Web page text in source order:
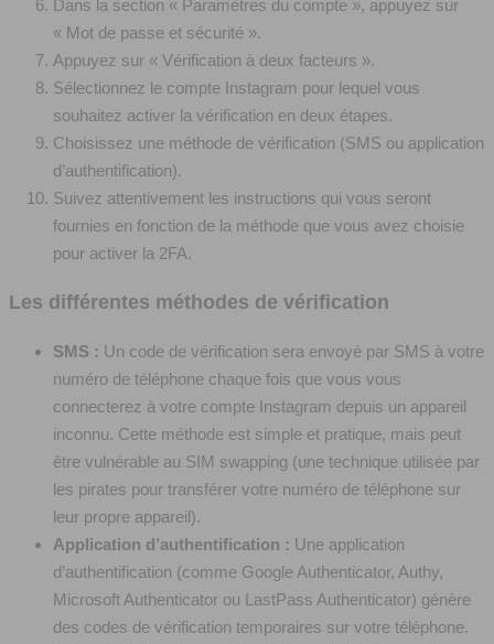
Dans la section « Paramètres du compte », appuyez sur
« Mot de passe et sécurité ».
Appuyez sur « Vérification à deux facteurs ».
Sélectionnez le compte Instagram pour lequel vous
souhaitez activer la vérification en deux étapes.
Choisissez une méthode de vérification (SMS ou application
d’authentification).
Suivez attentivement les instructions qui vous seront
fournies en fonction de la méthode que vous avez choisie
pour activer la 2FA.
Les différentes méthodes de vérification
SMS : Un code de vérification sera envoyé par SMS à votre
numéro de téléphone chaque fois que vous vous
connecterez à votre compte Instagram depuis un appareil
inconnu. Cette méthode est simple et pratique, mais peut
être vulnérable au SIM swapping (une technique utilisée par
les pirates pour transférer votre numéro de téléphone sur
leur propre appareil).
Application d’authentification : Une application
d’authentification (comme Google Authenticator, Authy,
Microsoft Authenticator ou LastPass Authenticator) génère
des codes de vérification temporaires sur votre téléphone.